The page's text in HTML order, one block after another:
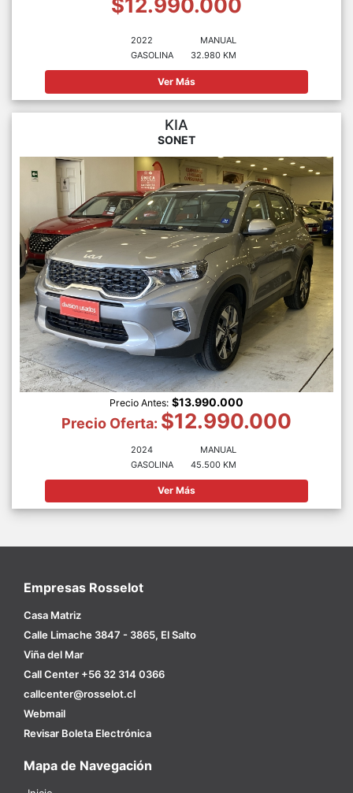
$12.990.000
2022
GASOLINA
MANUAL
32.980 KM
Ver Más
KIA
SONET
Precio Antes: $13.990.000
Precio Oferta: $12.990.000
2024
GASOLINA
MANUAL
45.500 KM
Ver Más
Empresas Rosselot
Casa Matriz
Calle Limache 3847 - 3865, El Salto
Viña del Mar
Call Center +56 32 314 0366
callcenter@rosselot.cl
Webmail
Revisar Boleta Electrónica
Mapa de Navegación